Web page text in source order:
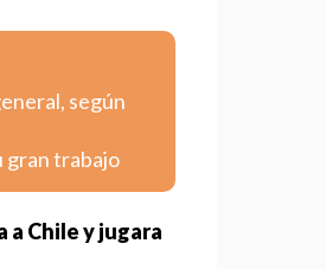
según
gran trabajo
a Chile y jugara